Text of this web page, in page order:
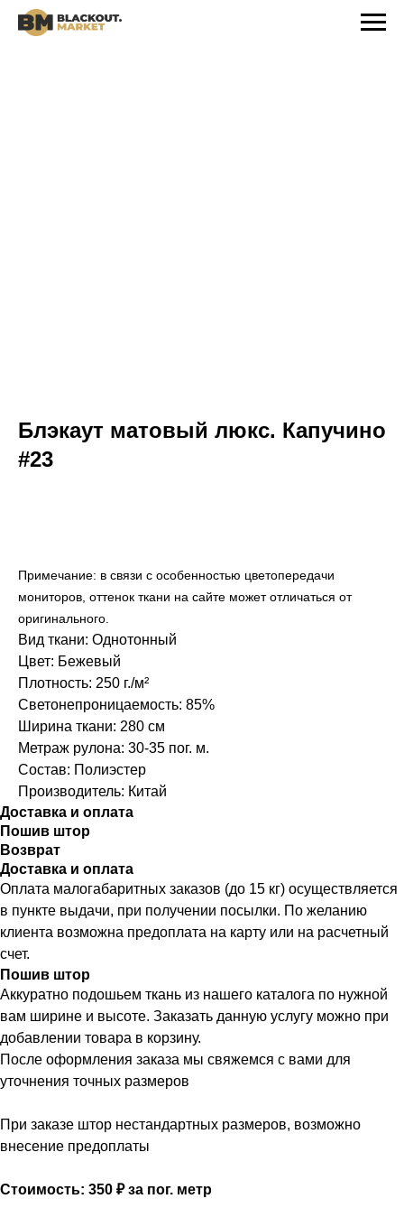
Блэкаут матовый люкс. Капучино
#23
Примечание: в связи с особенностью цветопередачи
мониторов, оттенок ткани на сайте может отличаться от
оригинального.
Вид ткани: Однотонный
Цвет: Бежевый
Плотность: 250 г./м²
Светонепроницаемость: 85%
Ширина ткани: 280 см
Метраж рулона: 30-35 пог. м.
Состав: Полиэстер
Производитель: Китай
Доставка и оплата
Пошив штор
Возврат
Доставка и оплата
Оплата малогабаритных заказов (до 15 кг) осуществляется
в пункте выдачи, при получении посылки. По желанию
клиента возможна предоплата на карту или на расчетный
счет.
Пошив штор
Аккуратно подошьем ткань из нашего каталога по нужной
вам ширине и высоте. Заказать данную услугу можно при
добавлении товара в корзину.
После оформления заказа мы свяжемся с вами для
уточнения точных размеров
При заказе штор нестандартных размеров, возможно
внесение предоплаты
Стоимость: 350 ₽ за пог. метр